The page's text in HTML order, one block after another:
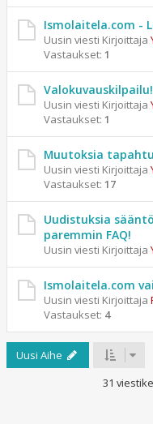
Ismolaitela.com -
Uusin viesti Kirjoittaja
Vastaukset: 1
Valokuvauskilpailu!
Uusin viesti Kirjoittaja
Vastaukset: 1
Muutoksia
Uusin viesti Kirjoittaja
Vastaukset: 17
Uudistuksia
paremmin FAQ!
Uusin viesti Kirjoittaja
Ismolaitela.com
Uusin viesti Kirjoittaja
Vastaukset: 4
Uusi Aihe
31